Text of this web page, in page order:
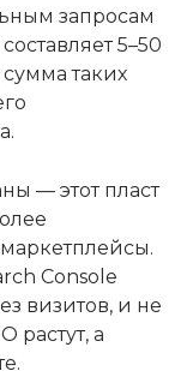
запросам
5–50
таких
— этот пласт
Console
визитов, и не
растут, а